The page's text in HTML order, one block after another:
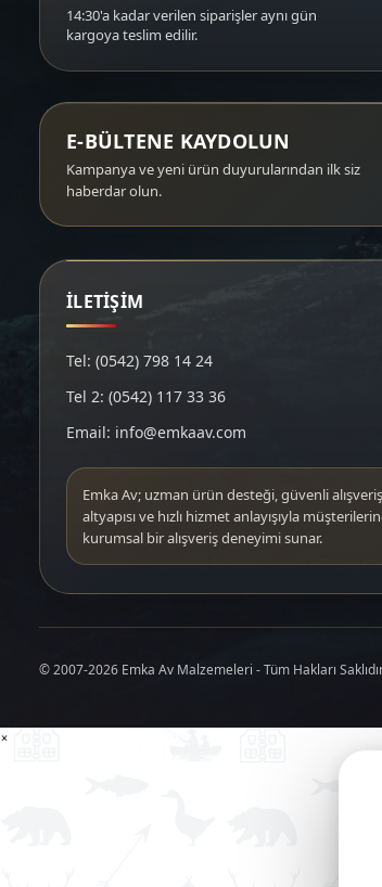
14:30'a kadar verilen siparişler aynı gün
kargoya teslim edilir.
E-BÜLTENE KAYDOLUN
Kampanya ve yeni ürün duyurularından ilk siz
haberdar olun.
İLETİŞİM
Tel: (0542) 798 14 24
Tel 2: (0542) 117 33 36
Email: info@emkaav.com
Emka Av; uzman ürün desteği, güvenli alışveriş
altyapısı ve hızlı hizmet anlayışıyla
kurumsal bir alışveriş deneyimi sunar.
© 2007-2026 Emka Av Malzemeleri - Tüm Hakları
×